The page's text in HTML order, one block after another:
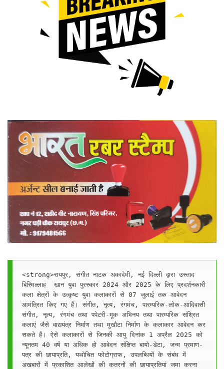
<strong>रायपुर, संगीत नाटक अकादेमी, नई दिल्ली द्वारा उस्ताद
बिस्मिल्लाह  खान युवा पुरस्कार 2024 और 2025 के लिए प्रदर्शनकारी
कला क्षेत्रों के उत्कृष्ट युवा कलाकारों से 07 जुलाई तक आवेदन
आमंत्रित किए गए हैं। संगीत, नृत्य, रंगमंच, पारम्परिक-लोक-आदिवासी
संगीत, नृत्य, रंगमंच तथा पपेटरी-मूक अभिनय तथा पारम्परिक संश्रित
कलाएं जैसे वाद्ययंत्र निर्माण तथा मुखौटा निर्माण के कलाकार आवेदन कर
सकते हैं। ऐसे कलाकारों से जिनकी आयु दिनांक 1 अप्रैल 2025 को
न्यूनतम 40 वर्ष या अधिक हो आवेदन संक्षिप्त बायो-डेटा, जन्म प्रमाण-
पत्र की छायाप्रति, यथोचित फोटोग्राफ, उपलब्धियों के संबंध में
अखबारों में प्रकाशित आलेखों की कतरनों की छायाप्रतियां जमा करना